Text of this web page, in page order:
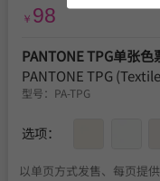
￥ 98
PANTONE TPG单张
PANTONE TPG
型号： PA-TPG
选项：
以单页方式发售、每页提